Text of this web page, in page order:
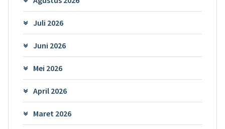
Juli 2026
Juni 2026
Mei 2026
April 2026
Maret 2026